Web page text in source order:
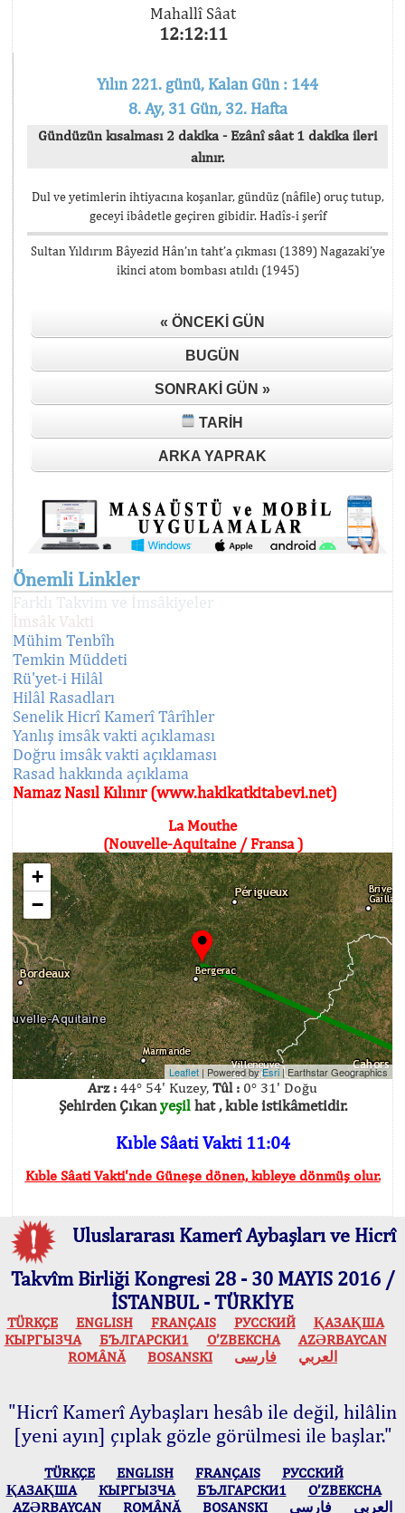
Mahallî Sâat
12:12:12
Yılın 221. günü, Kalan Gün : 144
8. Ay, 31 Gün, 32. Hafta
Gündüzün kısalması 2 dakika - Ezânî sâat 1 dakika ileri
alınır.
Dul ve yetimlerin ihtiyacına koşanlar, gündüz (nâfile) oruç tutup,
geceyi ibâdetle geçiren gibidir. Hadîs-i şerîf
Sultan Yıldırım Bâyezid Hân’ın taht’a çıkması (1389) Nagazaki’ye
ikinci atom bombası atıldı (1945)
« ÖNCEKI GÜN
BUGÜN
SONRAKI GÜN »
TARIH
ARKA YAPRAK
Önemli Linkler
Farklı Takvim ve İmsâkiyeler
İmsâk Vakti
Mühim Tenbîh
Temkin Müddeti
Rü'yet-i Hilâl
Hilâl Rasadları
Senelik Hicrî Kamerî Târîhler
Yanlış imsâk vakti açıklaması
Doğru imsâk vakti açıklaması
Rasad hakkında açıklama
Namaz Nasıl Kılınır (www.hakikatkitabevi.net)
La Mouthe
(Nouvelle-Aquitaine / Fransa )
+
−
Leaflet| Powered byEsri|Earthstar Geographics
Arz : 44° 54' Kuzey, Tûl : 0° 31' Doğu
Şehirden Çıkanyeşilhat , kıble istikâmetidir.
Kıble Sâati Vakti 11:04
Kıble Sâati Vakti'nde Güneşe dönen, kıbleye dönmüş olur.
Uluslararası Kamerî Aybaşları ve Hicrî
Takvîm Birliği Kongresi 28 - 30 MAYIS 2016 /
İSTANBUL - TÜRKİYE
TÜRKÇE ENGLISH FRANÇAIS РУССКИЙ
ҚАЗАҚША
КЫPГЫЗЧA
БЪЛГАРСКИ1 O’ZBEKCHA
AZӘRBAYCAN
ROMÂNĂ
BOSANSKI العربي فارسی
"Hicrî Kamerî Aybaşları hesâb ile değil, hilâlin
[yeni ayın] çıplak gözle görülmesi ile başlar."
TÜRKÇE ENGLISH FRANÇAIS
РУССКИЙ
ҚАЗАҚША
КЫPГЫЗЧA БЪЛГАРСКИ1
O’ZBEKCHA
AZӘRBAYCAN
ROMÂNĂ BOSANSKI العربي فارسی